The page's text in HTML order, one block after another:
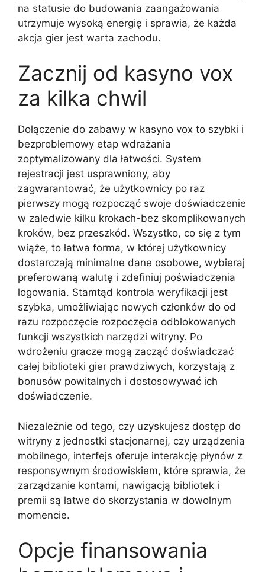
na statusie do budowania zaangażowania
utrzymuje wysoką energię i sprawia, że ​​każda
akcja gier jest warta zachodu.
Zacznij od kasyno vox
za kilka chwil
Dołączenie do zabawy w kasyno vox to szybki i
bezproblemowy etap wdrażania
zoptymalizowany dla łatwości. System
rejestracji jest usprawniony, aby
zagwarantować, że użytkownicy po raz
pierwszy mogą rozpocząć swoje doświadczenie
w zaledwie kilku krokach-bez skomplikowanych
kroków, bez przeszkód. Wszystko, co się z tym
wiąże, to łatwa forma, w której użytkownicy
dostarczają minimalne dane osobowe, wybieraj
preferowaną walutę i zdefiniuj poświadczenia
logowania. Stamtąd kontrola weryfikacji jest
szybka, umożliwiając nowych członków do od
razu rozpoczęcie rozpoczęcia odblokowanych
funkcji wszystkich narzędzi witryny. Po
wdrożeniu gracze mogą zacząć doświadczać
całej biblioteki gier prawdziwych, korzystają z
bonusów powitalnych i dostosowywać ich
doświadczenie.
Niezależnie od tego, czy uzyskujesz dostęp do
witryny z jednostki stacjonarnej, czy urządzenia
mobilnego, interfejs oferuje interakcję płynów z
responsywnym środowiskiem, które sprawia, że
​​zarządzanie kontami, nawigacją bibliotek i
premii są łatwe do skorzystania w dowolnym
momencie.
Opcje finansowania